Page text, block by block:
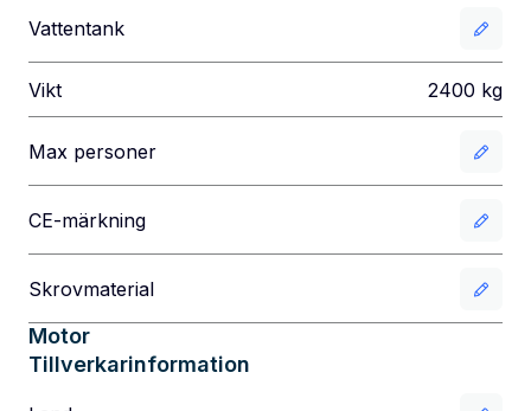
Vattentank
Vikt 2400 kg
Max personer
CE-märkning
Skrovmaterial
Motor
Tillverkarinformation